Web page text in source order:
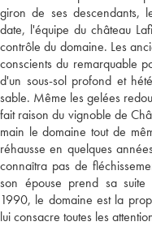
giron de ses descendants,
date, l'équipe du château
contrôle du domaine. Les
conscients du remarquable
d'un sous-sol profond et
sable. Même les gelées
fait raison du vignoble de
main le domaine tout de
réhausse en quelques
connaîtra pas de
son épouse prend sa suite
1990, le domaine est la
lui consacre toutes les